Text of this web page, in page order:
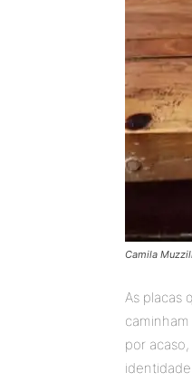
Camila
As placas
por